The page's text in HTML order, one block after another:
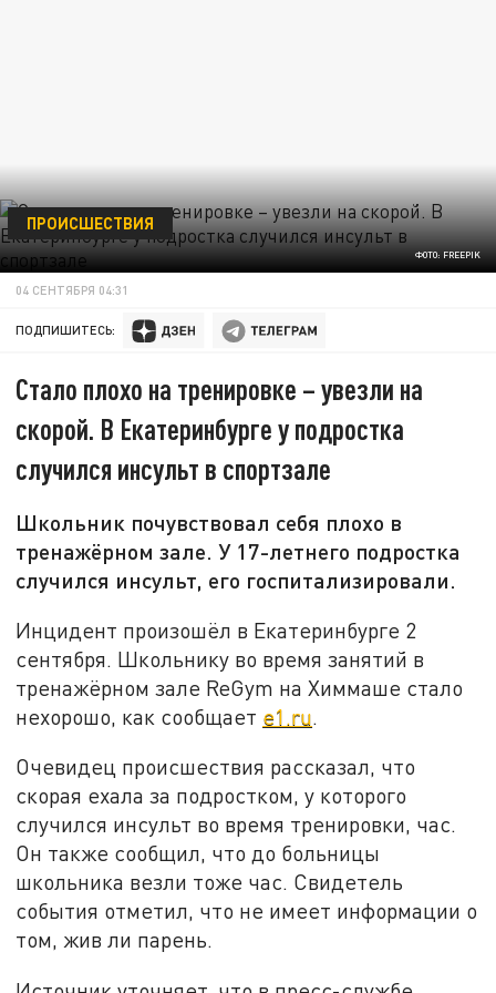
ФОТО: FREEPIK
ПРОИСШЕСТВИЯ
04 СЕНТЯБРЯ 04:31
ПОДПИШИТЕСЬ:
Стало плохо на тренировке – увезли на
скорой. В Екатеринбурге у подростка
случился инсульт в спортзале
Школьник почувствовал себя плохо в
тренажёрном зале. У 17-летнего подростка
случился инсульт, его госпитализировали.
Инцидент произошёл в Екатеринбурге 2
сентября. Школьнику во время занятий в
тренажёрном зале ReGym на Химмаше стало
нехорошо, как сообщает e1.ru.
Очевидец происшествия рассказал, что
скорая ехала за подростком, у которого
случился инсульт во время тренировки, час.
Он также сообщил, что до больницы
школьника везли тоже час. Свидетель
события отметил, что не имеет информации о
том, жив ли парень.